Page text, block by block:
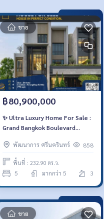
ขาย
฿80,900,000
✨ Ultra Luxury Home For Sale :
Grand Bangkok Boulevard
Best deal ! บ้านเปล่า ราคาเริ่มต้นที่
80.90 MB ⚡
พัฒนาการ ศรีนครินทร์ 858
พื้นที่ : 232.90 ตร.ว.
5 มากกว่า 5 3
ขาย